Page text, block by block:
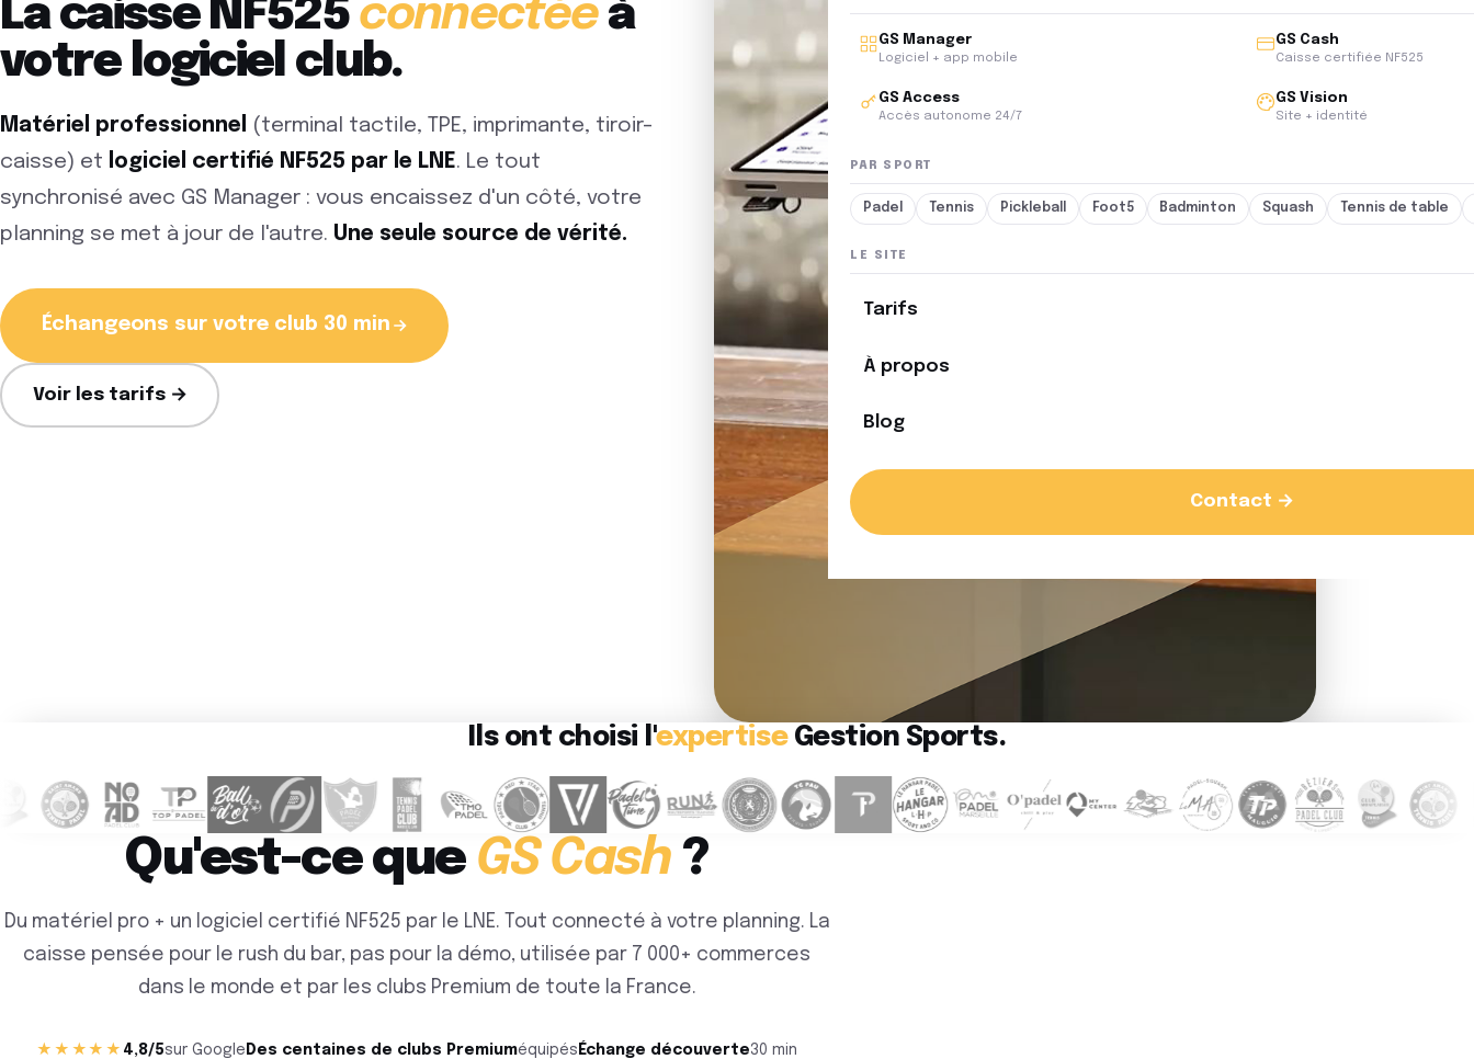
GS Manager
Logiciel + app mobile
GS Cash
Caisse certifiée NF525
GS Access
Accès autonome 24/7
GS Vision
Site + identité
PAR SPORT
Padel Tennis Pickleball Foot5 Badminton Squash Tennis de table
LE SITE
Tarifs
À propos
Blog
Contact →
La caisse NF525 connectéeà
votre logiciel club.
Matériel professionnel (terminal tactile, TPE, imprimante, tiroir-
caisse) et logiciel certifié NF525 par le LNE. Le tout
synchronisé avec GS Manager : vous encaissez d'un côté, votre
planning se met à jour de l'autre. Une seule source de vérité.
Échangeons sur votre club 30 min
Voir les tarifs →
Ils ont choisi l'expertiseGestion Sports.
Qu'est-ce que GS Cash?
Du matériel pro + un logiciel certifié NF525 par le LNE. Tout connecté à votre planning. La
caisse pensée pour le rush du bar, pas pour la démo, utilisée par 7 000+ commerces
dans le monde et par les clubs Premium de toute la France.
★★★★★ 4,8/5sur Google Des centaines de clubs Premiuméquipés Échange découverte30 min